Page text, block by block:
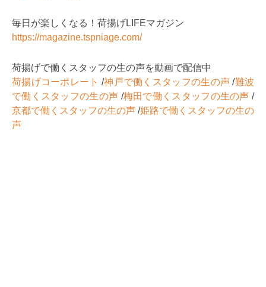
毎日が楽しくなる！荷揚げLIFEマガジン
https://magazine.tspniage.com/
荷揚げで働くスタッフの生の声を動画で配信中
荷揚げコーポレート /神戸で働くスタッフの生の声 /難波
で働くスタッフの生の声 /梅田で働くスタッフの生の声 /
京都で働くスタッフの生の声 /姫路で働くスタッフの生の
声